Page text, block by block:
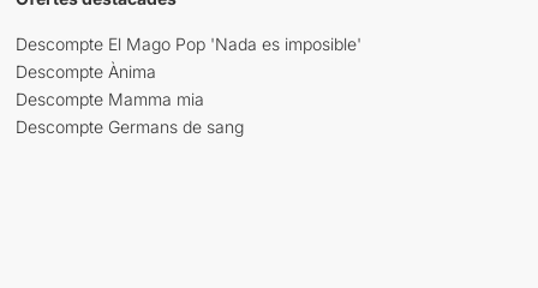
Descompte El Mago Pop 'Nada es imposible'
Descompte Ànima
Descompte Mamma mia
Descompte Germans de sang